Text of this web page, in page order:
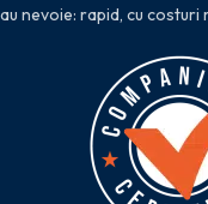
au nevoie: rapid, cu costuri